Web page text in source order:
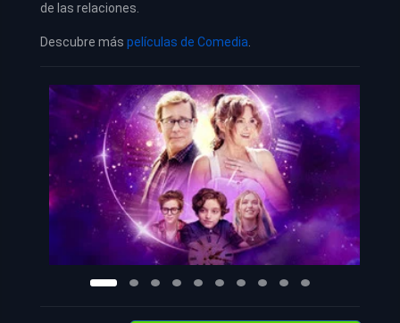
de las relaciones.
Descubre más películas de Comedia